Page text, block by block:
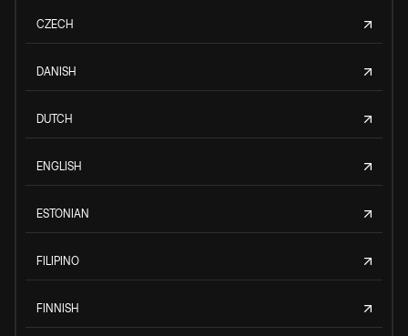
CZECH
DANISH
DUTCH
ENGLISH
ESTONIAN
FILIPINO
FINNISH